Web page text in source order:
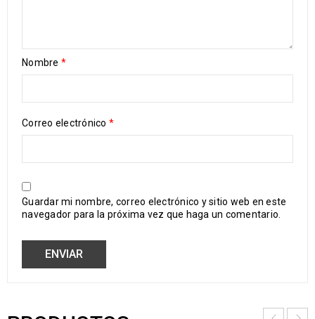
Nombre *
Correo electrónico *
Guardar mi nombre, correo electrónico y sitio web en este
navegador para la próxima vez que haga un comentario.